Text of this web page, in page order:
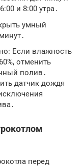
и 8:00 утра․
умный
Если влажность
отменить
полив․
датчик дождя
перед